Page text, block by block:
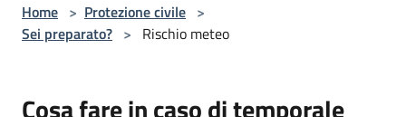
Home > Protezione civile >
Sei preparato? > Rischio meteo